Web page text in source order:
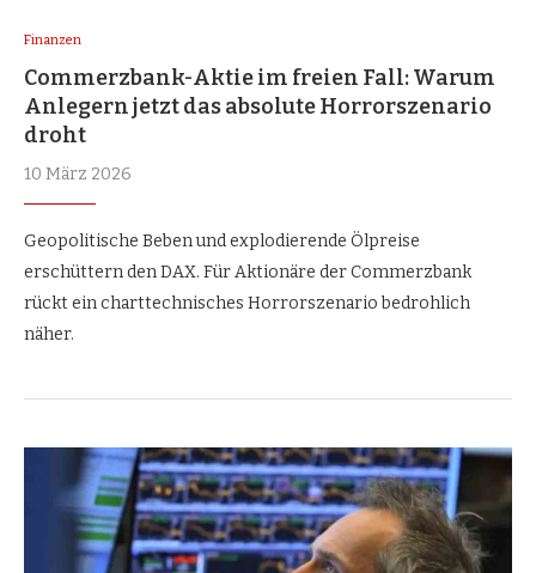
Finanzen
Commerzbank-Aktie im freien Fall: Warum
Anlegern jetzt das absolute Horrorszenario
droht
10 März 2026
Geopolitische Beben und explodierende Ölpreise
erschüttern den DAX. Für Aktionäre der Commerzbank
rückt ein charttechnisches Horrorszenario bedrohlich
näher.